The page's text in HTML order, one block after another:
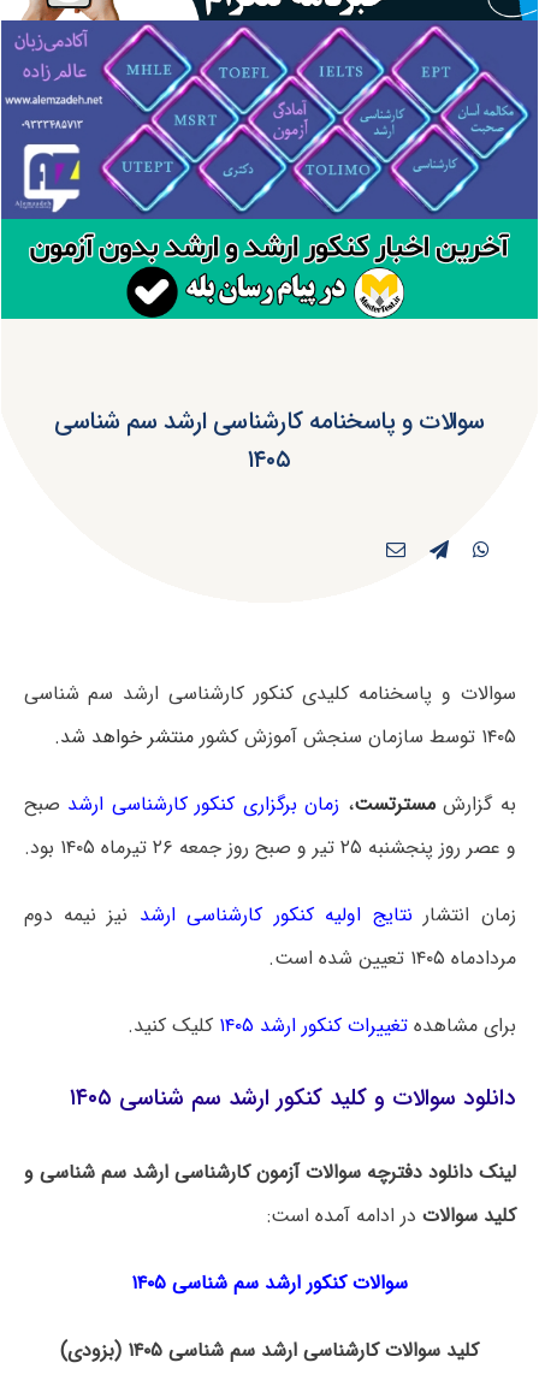
سوالات و پاسخنامه کارشناسی ارشد سم شناسی
۱۴۰۵
سوالات و پاسخنامه کلیدی کنکور کارشناسی ارشد سم شناسی
۱۴۰۵ توسط سازمان سنجش آموزش کشور
منتشر خواهد شد.
به گزارشمسترتست، زمان برگزاری کنکور کارشناسی ارشد صبح
و عصر روز پنجشنبه ۲۵ تیر و صبح روز جمعه ۲۶ تیرماه ۱۴۰۵ بود.
زمان انتشار نتایج اولیه کنکور کارشناسی ارشد نیز نیمه دوم
مردادماه ۱۴۰۵ تعیین شده است.
برای مشاهدهتغییرات کنکور ارشد ۱۴۰۵ کلیک کنید.
دانلود سوالات و کلید کنکور ارشد سم شناسی ۱۴۰۵
لینک دانلود دفترچه سوالات آزمون کارشناسی ارشد سم شناسی و
کلید سوالات در ادامه آمده است:
سوالات کنکور ارشد سم شناسی ۱۴۰۵
کلید سوالات کارشناسی ارشد سم شناسی ۱۴۰۵ (بزودی)